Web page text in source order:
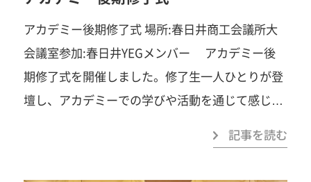
の地域経済の発展とYEG活動のさらなる飛躍へと
繋がっていきます。伊勢崎YEG、日本YEGの皆様
ご設営ありがとうございました。そして、今年度
卒業生の長年の活動お疲れ様でした。そして、次
代への道標となって頂き本当にありがとうござい
きっと変わります。あなたの「挑戦してみたい」
や地域への貢献へと活かしてまいります QOL委員
会の皆様ご設営ありがとうございました
Q長こ
と前野委員長、着物姿素敵でした
一歩踏み
出すことで、見える景色がきっと変わります。あ
なたの「挑戦してみたい」を、春日井YEGでカタ
しさ」「苦しさ」「笑い」「汗」「涙」「感動」
アカデミー後期修了式 場所:春日井商工会議所大
会議室参加:春日井YEGメンバー アカデミー後
期修了式を開催しました。修了生一人ひとりが登
壇し、アカデミーでの学びや活動を通じて感じた
て、真摯な言葉で語ってくださいました。それぞ
記事を読む